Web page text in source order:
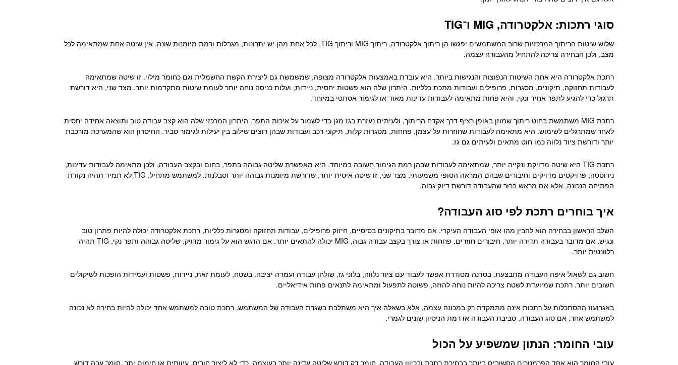
סוגי רתכות: אלקטרודה, MIG ו־TIG
שלוש שיטות הריתוך המרכזיות שרוב המשתמשים יפגשו הן ריתוך אלקטרודה, ריתוך MIG וריתוך TIG. לכל אחת מהן יש יתרונות, מגבלות ורמת מיומנות שונה. אין שיטה אחת שמתאימה לכל
מצב, ולכן הבחירה צריכה להתחיל מהעבודה עצמה.
רתכת אלקטרודה היא אחת השיטות הנפוצות והנגישות ביותר. היא עובדת באמצעות אלקטרודה מצופה, שמשמשת גם ליצירת הקשת החשמלית וגם כחומר מילוי. זו שיטה שמתאימה
לעבודות תחזוקה, תיקונים, מסגרות, פרופילים ועבודות מתכת כלליות. היתרון שלה הוא פשטות יחסית, ניידות, ועלות כניסה נוחה יותר לעומת שיטות מתקדמות יותר. מצד שני, היא דורשת
תרגול כדי להגיע לתפר אחיד ונקי, והיא פחות מתאימה לעבודות עדינות מאוד או לגימור אסתטי במיוחד.
רתכת MIG משתמשת בחוט ריתוך שמוזן באופן רציף דרך אקדח הריתוך, ולעיתים נעזרת בגז מגן כדי לשמור על איכות התפר. היתרון המרכזי שלה הוא קצב עבודה טוב ותוצאה אחידה יחסית
לאחר שמתרגלים לשימוש. היא מתאימה לעבודות שחוזרות על עצמן, פחחות, מסגרות קלות, תיקוני רכב ועבודות שבהן רוצים שילוב בין יעילות לגימור סביר. החיסרון הוא שהמערכת מורכבת
יותר ודורשת ציוד נלווה כמו חוט מתאים ולעיתים גם גז.
רתכת TIG היא שיטה מדויקת ונקייה יותר, שמתאימה לעבודות שבהן רמת הגימור חשובה במיוחד. היא מאפשרת שליטה גבוהה בתפר, בחום ובקצב העבודה, ולכן מתאימה לעבודות עדינות,
נירוסטה, פרויקטים מדויקים וחיבורים שבהם המראה הסופי משמעותי. מצד שני, זו שיטה איטית יותר, שדורשת מיומנות גבוהה יותר וסבלנות. למשתמש מתחיל, TIG לא תמיד תהיה נקודת
הפתיחה הנכונה, אלא אם מראש ברור שהעבודה דורשת דיוק גבוה.
איך בוחרים רתכת לפי סוג העבודה?
השלב הראשון בבחירה הוא להבין מהו אופי העבודה העיקרי. אם מדובר בתיקונים בסיסיים, חיזוק פרופילים, עבודות תחזוקה ומסגרות כלליות, רתכת אלקטרודה יכולה להיות פתרון טוב
ונגיש. אם מדובר בעבודה תדירה יותר, חיבורים חוזרים, פחחות או צורך בקצב עבודה גבוה, MIG יכולה להתאים יותר. אם הדגש הוא על גימור מדויק, שליטה גבוהה ותפר נקי, TIG תהיה
רלוונטית יותר.
חשוב גם לשאול איפה העבודה מתבצעת. בסדנה מסודרת אפשר לעבוד עם ציוד נלווה, בלוני גז, שולחן עבודה ועמדה יציבה. בשטח, לעומת זאת, ניידות, פשטות ועמידות הופכות לשיקולים
חשובים יותר. רתכת שמיועדת לשטח צריכה להיות נוחה להזזה, פשוטה לתפעול ומתאימה לתנאים פחות אידיאליים.
באגרועוז ההסתכלות על רתכות אינה מתמקדת רק במכונה עצמה, אלא בשאלה איך היא משתלבת בשגרת העבודה של המשתמש. רתכת טובה למשתמש אחד יכולה להיות בחירה לא נכונה
למשתמש אחר, אם סוג העבודה, סביבת העבודה או רמת הניסיון שונים לגמרי.
עובי החומר: הנתון שמשפיע על הכול
עובי החומר הוא אחד הפרמטרים החשובים ביותר בבחירת רתכת ובכיוון העבודה. חומר דק דורש שליטה עדינה יותר בעוצמה, כדי לא ליצור חורים, עיוותים או חימום יתר. חומר עבה דורש